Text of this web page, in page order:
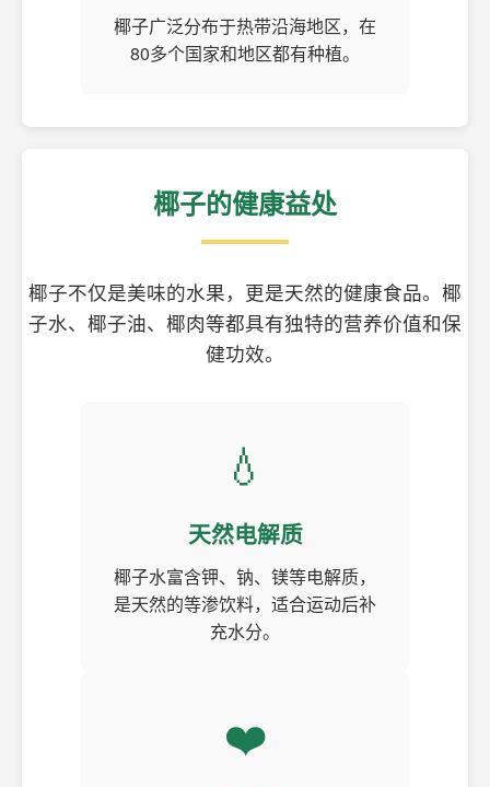
椰子广泛分布于热带沿海地区，在
80多个国家和地区都有种植。
椰子的健康益处
椰子不仅是美味的水果，更是天然的健康食品。椰
子水、椰子油、椰肉等都具有独特的营养价值和保
健功效。
💧
天然电解质
椰子水富含钾、钠、镁等电解质，
是天然的等渗饮料，适合运动后补
充水分。
❤️